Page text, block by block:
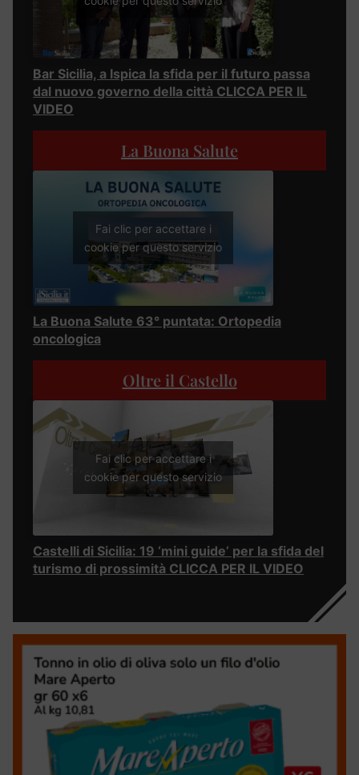
Bar Sicilia, a Ispica la sfida per il futuro passa
dal nuovo governo della città CLICCA PER IL
VIDEO
La Buona Salute
Fai clic per accettare i
cookie per questo servizio
La Buona Salute 63° puntata: Ortopedia
oncologica
Oltre il Castello
Fai clic per accettare i
cookie per questo servizio
Castelli di Sicilia: 19 ‘mini guide’ per la sfida del
turismo di prossimità CLICCA PER IL VIDEO